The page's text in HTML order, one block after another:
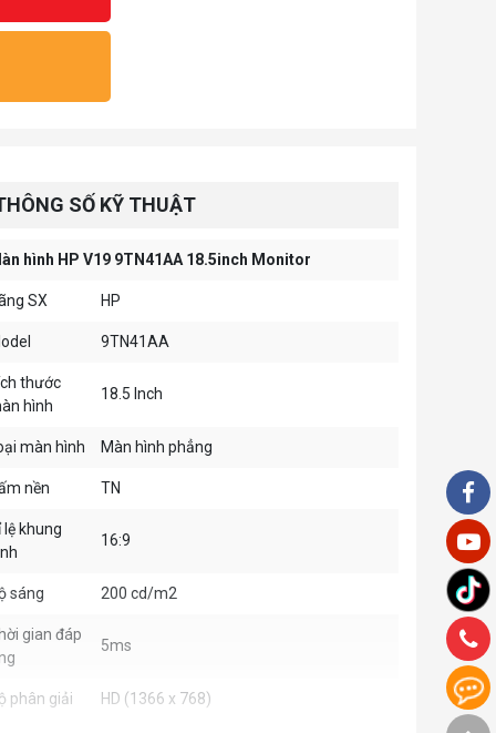
SỐ KỸ THUẬT
hình HP V19 9TN41AA 18.5inch Monitor
SX HP
9TN41AA
thước
hình
18.5 Inch
màn hình Màn hình phẳng
nền TN
lệ khung
16:9
sáng 200 cd/m2
gian đáp
5ms
phân giải HD (1366 x 768)